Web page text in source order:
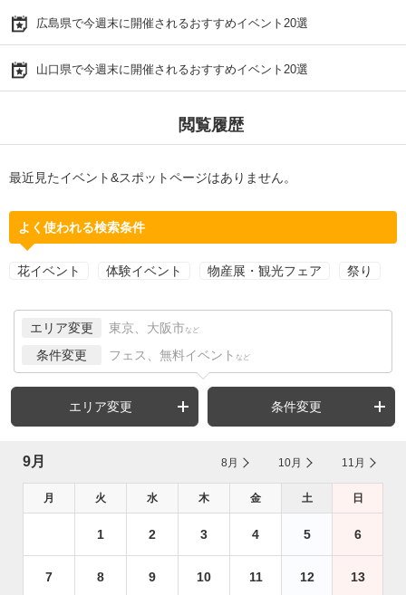
広島県で今週末に開催されるおすすめイベント20選
山口県で今週末に開催されるおすすめイベント20選
閲覧履歴
最近見たイベント&スポットページはありません。
よく使われる検索条件
花イベント 体験イベント 物産展・観光フェア 祭り
エリア変更 東京、大阪市 など
条件変更 フェス、無料イベント など
エリア変更 条件変更
9月 8月 10月 11月
月 火 水 木 金 土 日
1 2 3 4 5 6
7 8 9 10 11 12 13